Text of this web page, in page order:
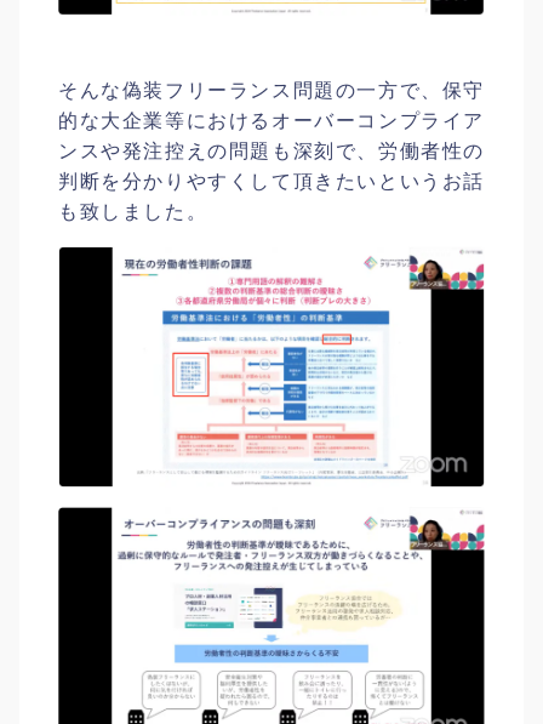
そんな偽装フリーランス問題の一方で、保守
的な大企業等におけるオーバーコンプライア
ンスや発注控えの問題も深刻で、労働者性の
判断を分かりやすくして頂きたいというお話
も致しました。